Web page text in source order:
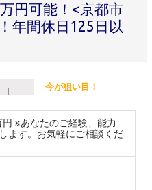
円可能！<京都市
年間休日125日以
今が狙い目！
※あなたのご経験、能力
ます。お気軽にご相談くだ